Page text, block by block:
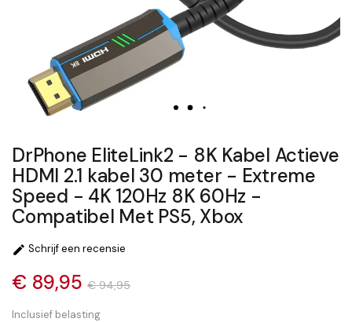
DrPhone EliteLink2 - 8K Kabel Actieve
HDMI 2.1 kabel 30 meter - Extreme
Speed - 4K 120Hz 8K 60Hz -
Compatibel Met PS5, Xbox
 Schrijf een recensie
€ 89,95 € 94,95
Inclusief belasting